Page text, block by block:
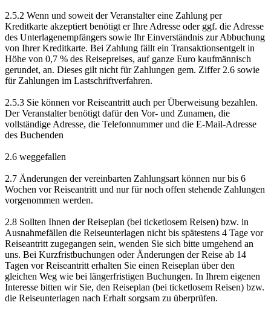
2.5.2 Wenn und soweit der Veranstalter eine Zahlung per
Kreditkarte akzeptiert benötigt er Ihre Adresse oder ggf. die Adresse
des Unterlagenempfängers sowie Ihr Einverständnis zur Abbuchung
von Ihrer Kreditkarte. Bei Zahlung fällt ein Transaktionsentgelt in
Höhe von 0,7 % des Reisepreises, auf ganze Euro kaufmännisch
gerundet, an. Dieses gilt nicht für Zahlungen gem. Ziffer 2.6 sowie
für Zahlungen im Lastschriftverfahren.
2.5.3 Sie können vor Reiseantritt auch per Überweisung bezahlen.
Der Veranstalter benötigt dafür den Vor- und Zunamen, die
vollständige Adresse, die Telefonnummer und die E-Mail-Adresse
des Buchenden
2.6 weggefallen
2.7 Änderungen der vereinbarten Zahlungsart können nur bis 6
Wochen vor Reiseantritt und nur für noch offen stehende Zahlungen
vorgenommen werden.
2.8 Sollten Ihnen der Reiseplan (bei ticketlosem Reisen) bzw. in
Ausnahmefällen die Reiseunterlagen nicht bis spätestens 4 Tage vor
Reiseantritt zugegangen sein, wenden Sie sich bitte umgehend an
uns. Bei Kurzfristbuchungen oder Änderungen der Reise ab 14
Tagen vor Reiseantritt erhalten Sie einen Reiseplan über den
gleichen Weg wie bei längerfristigen Buchungen. In Ihrem eigenen
Interesse bitten wir Sie, den Reiseplan (bei ticketlosem Reisen) bzw.
die Reiseunterlagen nach Erhalt sorgsam zu überprüfen.